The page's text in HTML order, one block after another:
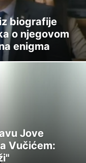
biografije
o njegovom
enigma
Jove
Vučićem: